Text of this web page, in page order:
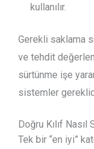
kullanılır.
Gerekli saklama
ve tehdit
sürtünme işe
sistemler
Doğru Kılıf Nasıl
Tek bir “en iyi”